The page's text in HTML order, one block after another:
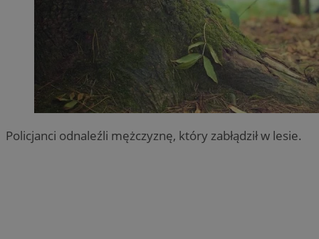
Policjanci odnaleźli mężczyznę, który zabłądził w lesie.